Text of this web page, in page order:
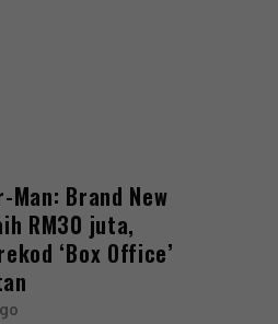
Man: Brand New
RM30 juta,
‘Box Office’